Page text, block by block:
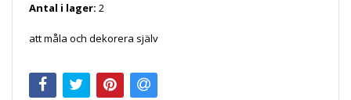
Antal i lager: 2
att måla och dekorera själv